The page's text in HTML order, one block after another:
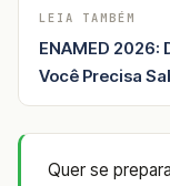
LEIA TAMBÉM
ENAMED 2026:
Você Precisa
Quer se